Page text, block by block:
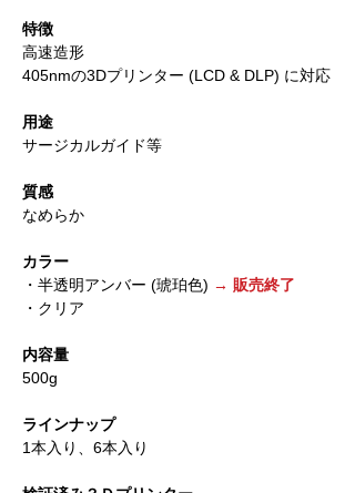
特徴
高速造形
405nmの3Dプリンター (LCD & DLP) に対応
用途
サージカルガイド等
質感
なめらか
カラー
・半透明アンバー (琥珀色) → 販売終了
・クリア
内容量
500g
ラインナップ
1本入り、6本入り